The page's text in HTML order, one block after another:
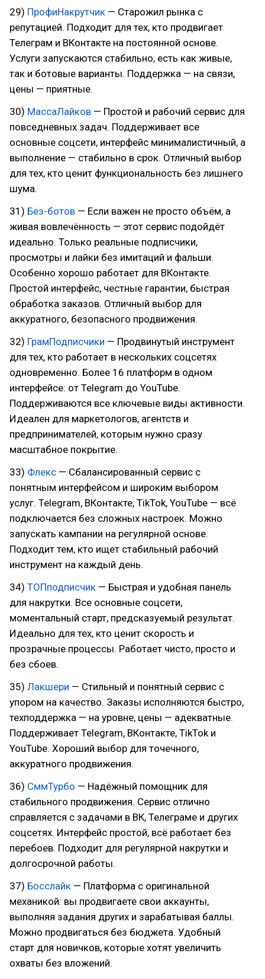
29) ПрофиНакрутчик — Старожил рынка с
репутацией. Подходит для тех, кто продвигает
Телеграм и ВКонтакте на постоянной основе.
Услуги запускаются стабильно, есть как живые,
так и ботовые варианты. Поддержка — на связи,
цены — приятные.
30) МассаЛайков — Простой и рабочий сервис для
повседневных задач. Поддерживает все
основные соцсети, интерфейс минималистичный, а
выполнение — стабильно в срок. Отличный выбор
для тех, кто ценит функциональность без лишнего
шума.
31) Без-ботов — Если важен не просто объём, а
живая вовлечённость — этот сервис подойдёт
идеально. Только реальные подписчики,
просмотры и лайки без имитаций и фальши.
Особенно хорошо работает для ВКонтакте.
Простой интерфейс, честные гарантии, быстрая
обработка заказов. Отличный выбор для
аккуратного, безопасного продвижения.
32) ГрамПодписчики — Продвинутый инструмент
для тех, кто работает в нескольких соцсетях
одновременно. Более 16 платформ в одном
интерфейсе: от Telegram до YouTube.
Поддерживаются все ключевые виды активности.
Идеален для маркетологов, агентств и
предпринимателей, которым нужно сразу
масштабное покрытие.
33) Флекс — Сбалансированный сервис с
понятным интерфейсом и широким выбором
услуг. Telegram, ВКонтакте, TikTok, YouTube — всё
подключается без сложных настроек. Можно
запускать кампании на регулярной основе.
Подходит тем, кто ищет стабильный рабочий
инструмент на каждый день.
34) ТОПподписчик — Быстрая и удобная панель
для накрутки. Все основные соцсети,
моментальный старт, предсказуемый результат.
Идеально для тех, кто ценит скорость и
прозрачные процессы. Работает чисто, просто и
без сбоев.
35) Лакшери — Стильный и понятный сервис с
упором на качество. Заказы исполняются быстро,
техподдержка — на уровне, цены — адекватные.
Поддерживает Telegram, ВКонтакте, TikTok и
YouTube. Хороший выбор для точечного,
аккуратного продвижения.
36) СммТурбо — Надёжный помощник для
стабильного продвижения. Сервис отлично
справляется с задачами в ВК, Телеграме и других
соцсетях. Интерфейс простой, всё работает без
перебоев. Подходит для регулярной накрутки и
долгосрочной работы.
37) Босслайк — Платформа с оригинальной
механикой: вы продвигаете свои аккаунты,
выполняя задания других и зарабатывая баллы.
Можно продвигаться без бюджета. Удобный
старт для новичков, которые хотят увеличить
охваты без вложений.